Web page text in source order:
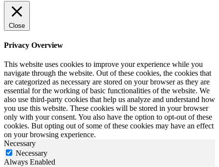
Close
Privacy Overview
This website uses cookies to improve your experience while you
navigate through the website. Out of these cookies, the cookies that
are categorized as necessary are stored on your browser as they are
essential for the working of basic functionalities of the website. We
also use third-party cookies that help us analyze and understand how
you use this website. These cookies will be stored in your browser
only with your consent. You also have the option to opt-out of these
cookies. But opting out of some of these cookies may have an effect
on your browsing experience.
Necessary
Necessary
Always Enabled